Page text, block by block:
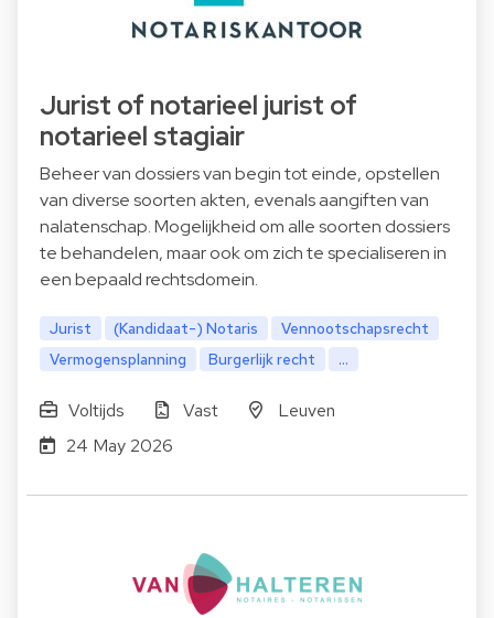
Jurist of notarieel jurist of
notarieel stagiair
Beheer van dossiers van begin tot einde, opstellen
van diverse soorten akten, evenals aangiften van
nalatenschap. Mogelijkheid om alle soorten dossiers
te behandelen, maar ook om zich te specialiseren in
een bepaald rechtsdomein.
Jurist (Kandidaat-) Notaris
Vennootschapsrecht
Vermogensplanning
Burgerlijk recht ...
Voltijds Vast
Leuven
24 May 2026